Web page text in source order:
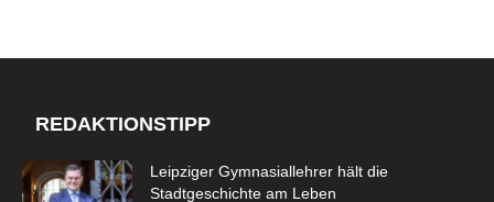
REDAKTIONSTIPP
Leipziger Gymnasiallehrer hält die
Stadtgeschichte am Leben